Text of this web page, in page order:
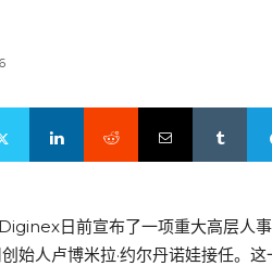
日前宣布了一项重大高层人
始人卢博米拉·约尔丹诺娃接任。